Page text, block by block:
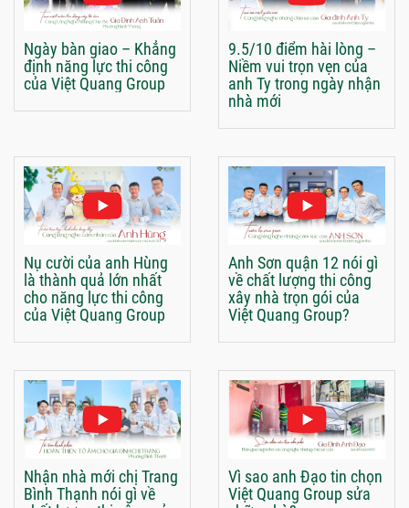
Ngày bàn giao – Khẳng
định năng lực thi công
của Việt Quang Group
9.5/10 điểm hài lòng –
Niềm vui trọn vẹn của
anh Ty trong ngày nhận
nhà mới
Nụ cười của anh Hùng
là thành quả lớn nhất
cho năng lực thi công
của Việt Quang Group
Anh Sơn quận 12 nói gì
về chất lượng thi công
xây nhà trọn gói của
Việt Quang Group?
Nhận nhà mới chị Trang
Bình Thạnh nói gì về
Vì sao anh Đạo tin chọn
Việt Quang Group sửa